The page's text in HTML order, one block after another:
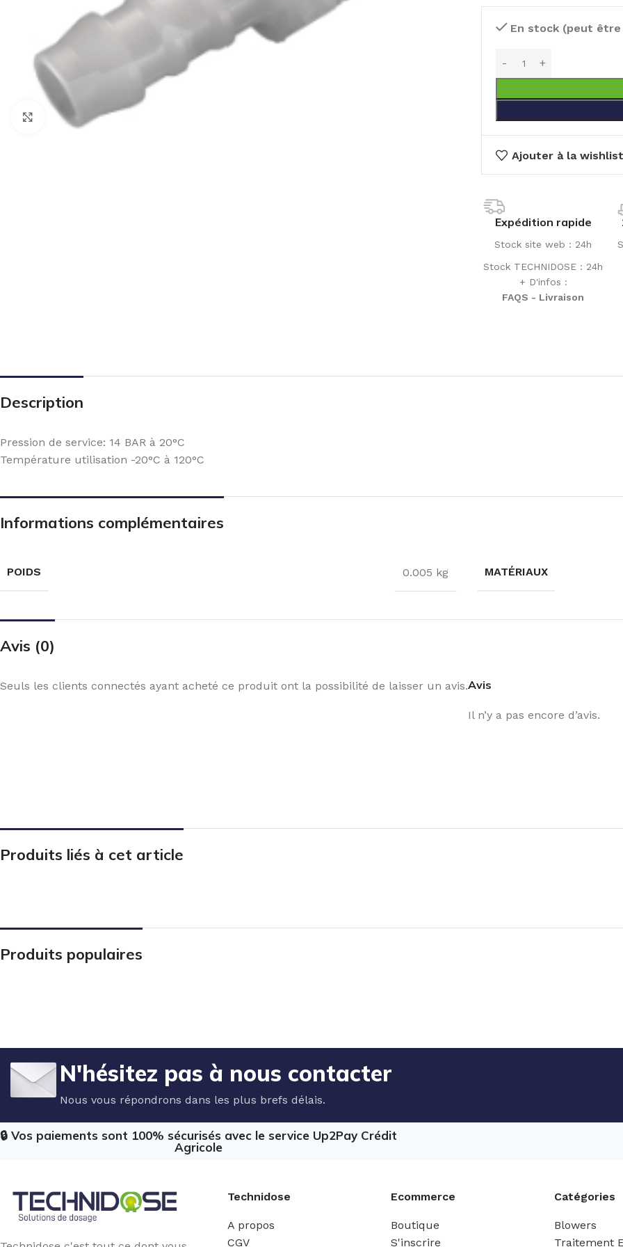
Click to enlarge
En stock (peut être
Ajouter à la
Expédition rapide
Stock site web : 24h
Stock TECHNIDOSE : 24h
+ D'infos :
FAQS - Livraison
Description
Pression de service: 14 BAR à 20°C
Température utilisation -20°C à 120°C
Informations complémentaires
POIDS 0.005 kg MATÉRIAUX
Avis (0)
Avis
Il n’y a pas encore d’avis.
Seuls les clients connectés ayant acheté ce produit ont la possibilité de laisser un avis.
Produits liés à cet article
Produits populaires
N'hésitez pas à nous contacter
Nous vous répondrons dans les plus brefs délais.
🔒 Vos paiements sont 100% sécurisés avec le service Up2Pay Crédit
Agricole
Technidose
A propos
CGV
Ecommerce
Boutique
S'inscrire
Catégories
Blowers
Traitement